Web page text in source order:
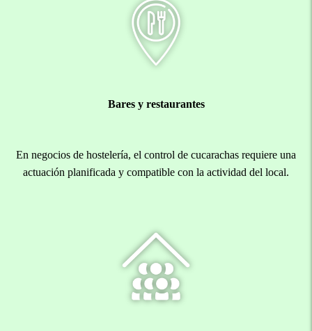
Bares y restaurantes
En negocios de hostelería, el control de cucarachas requiere una
actuación planificada y compatible con la actividad del local.